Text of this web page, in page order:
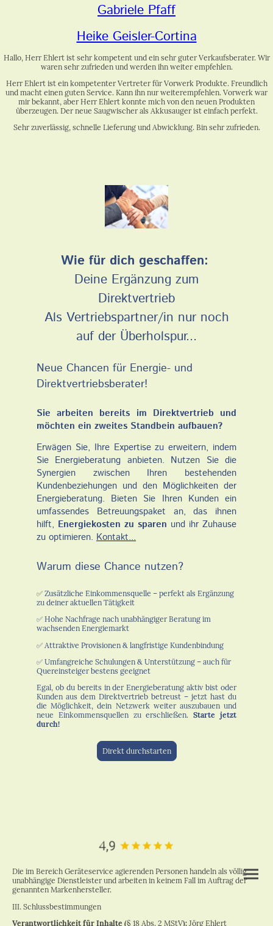
Gabriele Pfaff
Heike Geisler-Cortina
Hallo, Herr Ehlert ist sehr kompetent und ein sehr guter Verkaufsberater. Wir
waren sehr zufrieden und werden ihn weiter empfehlen.
Herr Ehlert ist ein kompetenter Vertreter für Vorwerk Produkte. Freundlich
und macht einen guten Service. Kann ihn nur weiterempfehlen. Vorwerk war
mir bekannt, aber Herr Ehlert konnte mich von den neuen Produkten
überzeugen. Der neue Saugwischer als Akkusauger ist einfach perfekt.
Sehr zuverlässig, schnelle Lieferung und Abwicklung. Bin sehr zufrieden.
Wie für dich geschaffen:
Deine Ergänzung zum
Direktvertrieb
Als Vertriebspartner/in nur noch
auf der Überholspur...
Neue Chancen für Energie- und
Direktvertriebsberater!
Sie arbeiten bereits im Direktvertrieb und
möchten ein zweites Standbein aufbauen?
Erwägen Sie, Ihre Expertise zu erweitern, indem
Sie Energieberatung anbieten. Nutzen Sie die
Synergien zwischen Ihren bestehenden
Kundenbeziehungen und den Möglichkeiten der
Energieberatung. Bieten Sie Ihren Kunden ein
umfassendes Betreuungspaket an, das ihnen
hilft, Energiekosten zu sparen und ihr Zuhause
zu optimieren. Kontakt...
Warum diese Chance nutzen?
✅ Zusätzliche Einkommensquelle – perfekt als Ergänzung
zu deiner aktuellen Tätigkeit
✅ Hohe Nachfrage nach unabhängiger Beratung im
wachsenden Energiemarkt
✅ Attraktive Provisionen & langfristige Kundenbindung
✅ Umfangreiche Schulungen & Unterstützung – auch für
Quereinsteiger bestens geeignet
Egal, ob du bereits in der Energieberatung aktiv bist oder
Kunden aus dem Direktvertrieb betreust – jetzt hast du
die Möglichkeit, dein Netzwerk weiter auszubauen und
neue Einkommensquellen zu erschließen.Starte jetzt
durch!
Direkt durchstarten
Die im Bereich Geräteservice agierenden Personen handeln als völlig
unabhängige Dienstleister und arbeiten in keinem Fall im Auftrag der
genannten Markenhersteller.
III. Schlussbestimmungen
Verantwortlichkeit für Inhalte (§ 18 Abs. 2 MStV): Jörg Ehlert